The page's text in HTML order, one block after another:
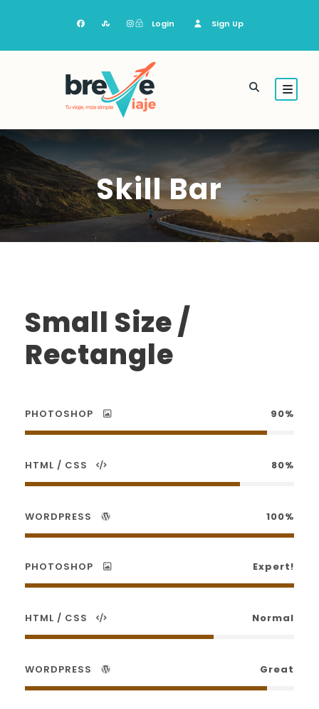
Login Sign Up
Skill Bar
Small Size /
Rectangle
PHOTOSHOP 90%
HTML / CSS 80%
WORDPRESS 100%
PHOTOSHOP Expert!
HTML / CSS Normal
WORDPRESS Great